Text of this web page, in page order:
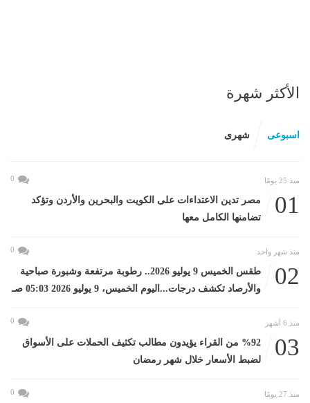
الأكثر شهرة
اسبوعى شهرى
منذ 25 يومًا 0
01
مصر تدين الاعتداءات على الكويت والبحرين والأردن وتؤكد
تضامنها الكامل معها
منذ شهر واحد 0
02
طقس الخميس 9 يوليو 2026.. رطوبة مرتفعة وشبورة صباحية
والأرصاد تكشف درجات...اليوم الخميس، 9 يوليو 2026 05:03 صـ
منذ 6 أشهر 0
03
%92 من القراء يؤيدون مطالب تكثيف الحملات على الأسواق
لضبط الأسعار خلال شهر رمضان
منذ 27 يومًا 0